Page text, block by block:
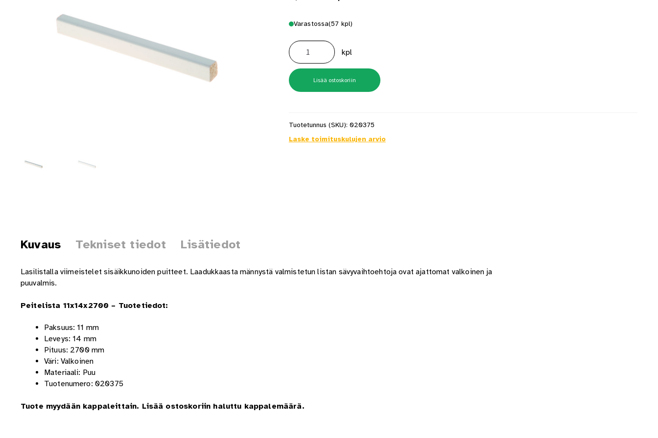
Varastossa(57 kpl)
Lasilista
11X14X2700
Valkoinen
määrä
kpl
Lisää ostoskoriin
Tuotetunnus (SKU): 020375
Laske toimituskulujen arvio
Kuvaus Tekniset tiedot Lisätiedot
Lasilistalla viimeistelet sisäikkunoiden puitteet. Laadukkaasta männystä valmistetun listan sävyvaihtoehtoja ovat ajattomat valkoinen ja
puuvalmis.
Peitelista 11x14x2700 – Tuotetiedot:
Paksuus: 11 mm
Leveys: 14 mm
Pituus: 2700 mm
Väri: Valkoinen
Materiaali: Puu
Tuotenumero: 020375
Tuote myydään kappaleittain. Lisää ostoskoriin haluttu kappalemäärä.